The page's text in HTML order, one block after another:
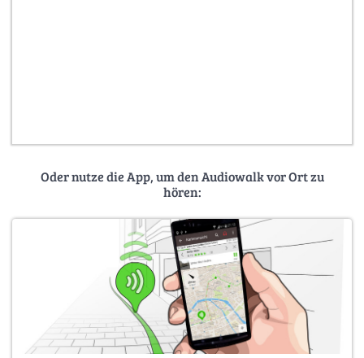
Oder nutze die App, um den Audiowalk vor Ort zu
hören: